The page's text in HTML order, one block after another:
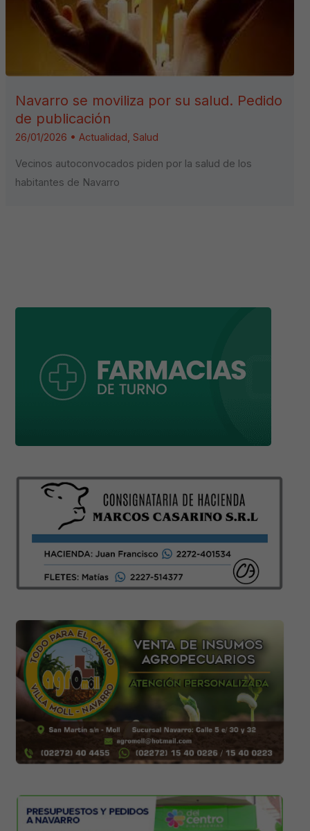
Navarro se moviliza por su salud. Pedido
de publicación
26/01/2026 •Actualidad,Salud
Vecinos autoconvocados piden por la salud de los
habitantes de Navarro